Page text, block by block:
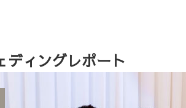
ディングレポート